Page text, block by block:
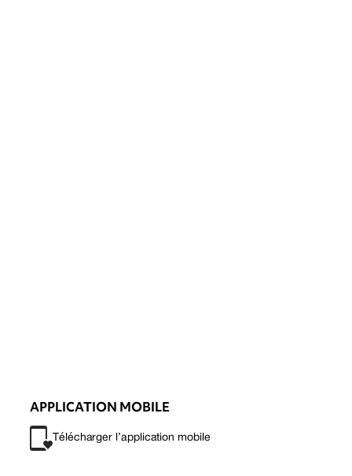
APPLICATION MOBILE
Télécharger l’application mobile